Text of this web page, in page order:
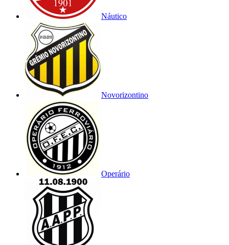
Náutico
Novorizontino
Operário